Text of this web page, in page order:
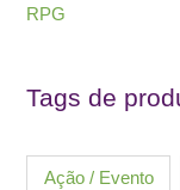
RPG
Tags de
Ação / Evento